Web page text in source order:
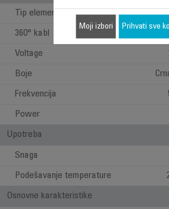
Tip elementa za zagrevanje
360° kabl
Voltage
Boje
Frekvencija
Power
Upotreba
Snaga
Podešavanje temperature
Osnovne karakteristike
Moji izbori Prihvati sve